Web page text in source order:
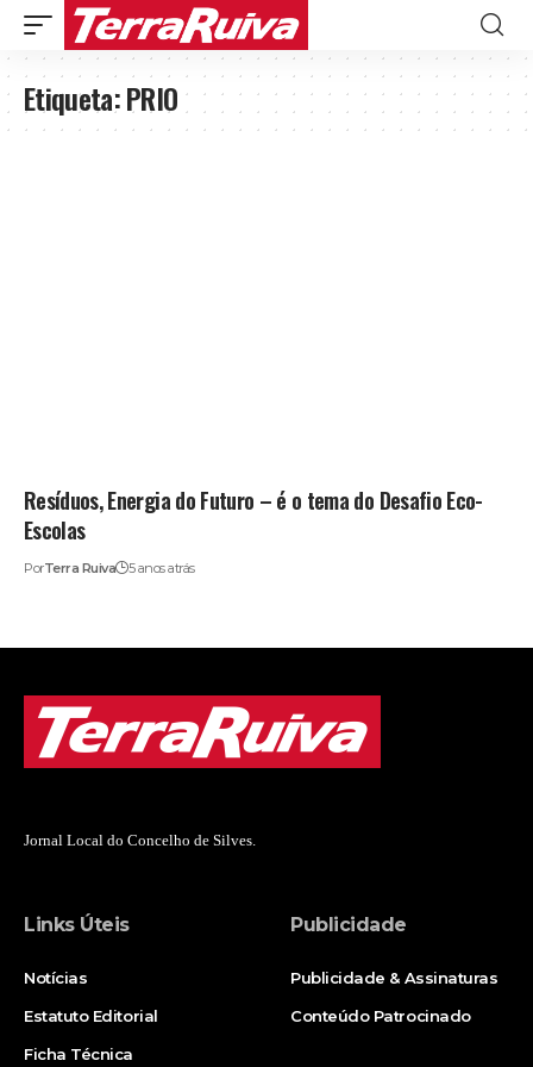
Etiqueta:PRIO
Resíduos, Energia do Futuro – é o tema do Desafio Eco-
Escolas
PorTerra Ruiva 5 anos atrás
Jornal Local do Concelho de Silves.
Links Úteis
Notícias
Estatuto Editorial
Ficha Técnica
Publicidade
Publicidade & Assinaturas
Conteúdo Patrocinado